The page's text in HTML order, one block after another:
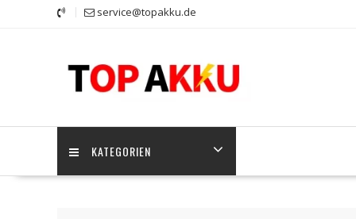
service@topakku.de
KATEGORIEN